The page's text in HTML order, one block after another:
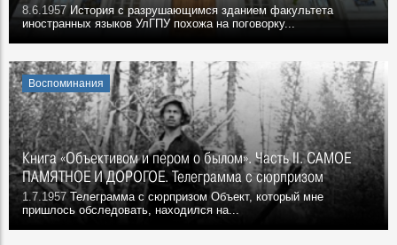
8.6.1957История с разрушающимся зданием факультета
иностранных языков УлГПУ похожа на поговорку...
Воспоминания
Книга «Объективом и пером о былом». Часть II. САМОЕ
ПАМЯТНОЕ И ДОРОГОЕ. Телеграмма с сюрпризом
1.7.1957Телеграмма с сюрпризом Объект, который мне
пришлось обследовать, находился на...